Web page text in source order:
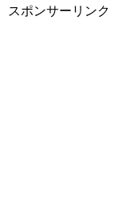
スポンサーリンク